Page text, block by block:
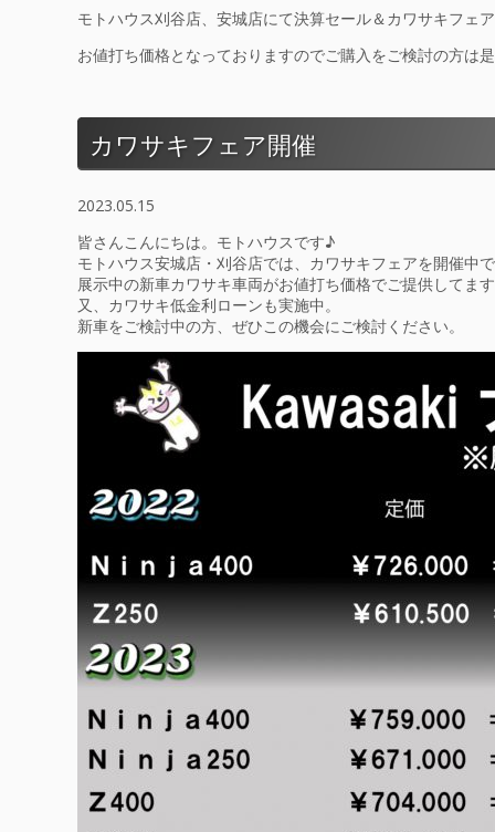
モトハウス刈谷店、安城店にて決算セール＆カワサキフェ
お値打ち価格となっておりますのでご購入をご検討の方は
カワサキフェア開催
2023.05.15
皆さんこんにちは。モトハウスです♪
モトハウス安城店・刈谷店では、カワサキフェアを開催中
展示中の新車カワサキ車両がお値打ち価格でご提供してま
又、カワサキ低金利ローンも実施中。
新車をご検討中の方、ぜひこの機会にご検討ください。